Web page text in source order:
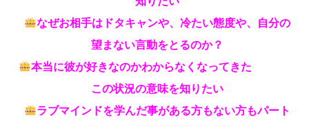
なぜお相手はドタキャンや、冷たい態度や、自分の
望まない言動をとるのか？
本当に彼が好きなのかわからなくなってきた
この状況の意味を知りたい
ラブマインドを学んだ事がある方もない方もパート